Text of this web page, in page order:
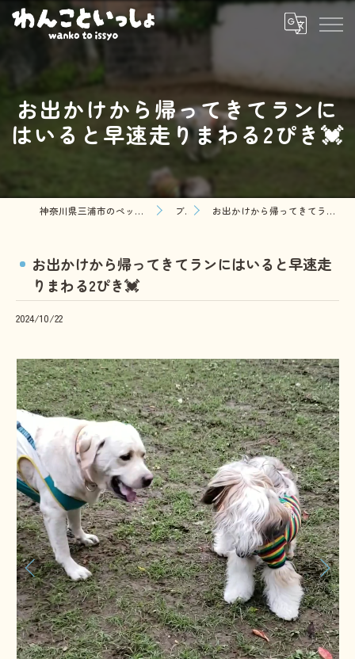
お出かけから帰ってきてランに
はいると早速走りまわる2ぴき💓
神奈川県三浦市のペットシッターならわんこといっしょ ブログ お出かけから帰ってきてランにはいると早速走りまわる2ぴき💓
お出かけから帰ってきてランにはいると早速走
りまわる2ぴき💓
2024/10/22